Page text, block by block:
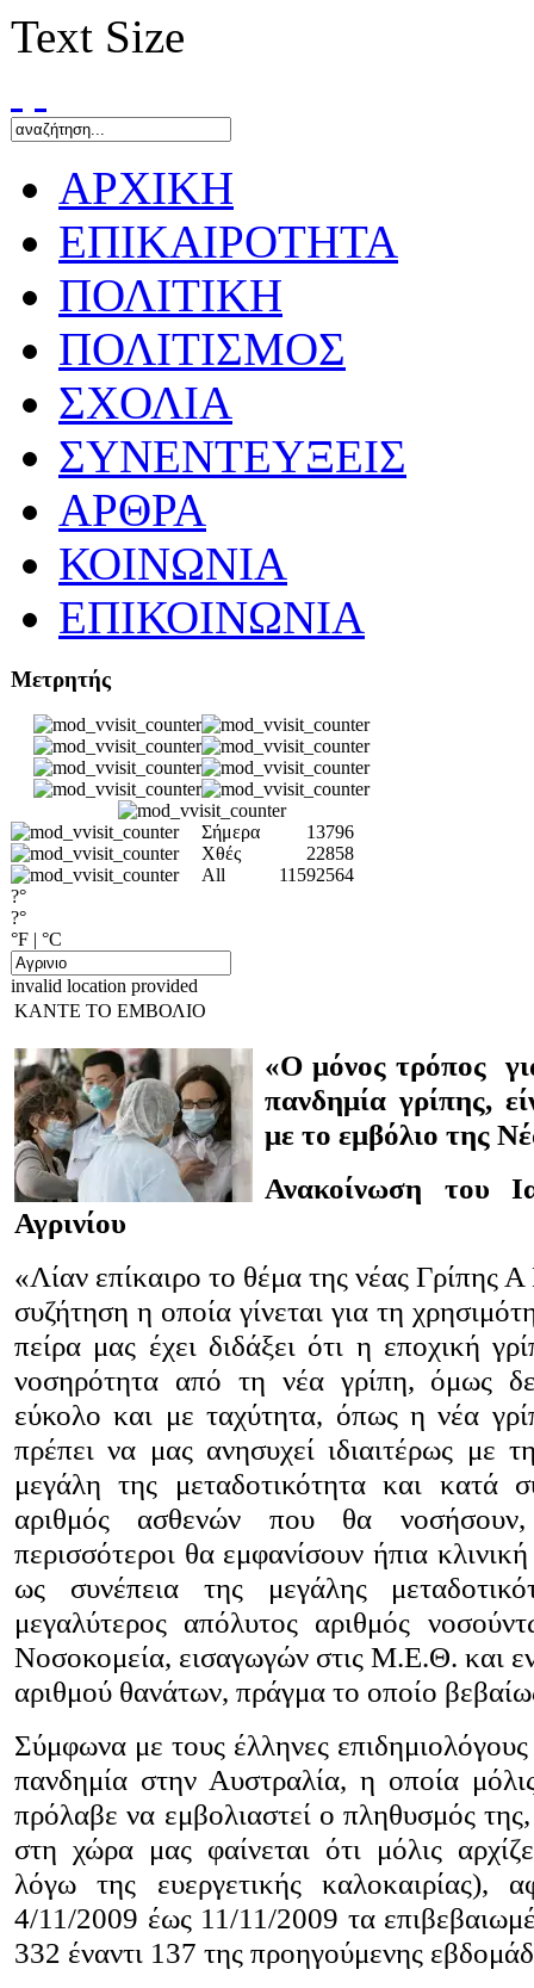
Text Size
ΑΡΧΙΚΗ
ΕΠΙΚΑΙΡΟΤΗΤΑ
ΠΟΛΙΤΙΚΗ
ΠΟΛΙΤΙΣΜΟΣ
ΣΧΟΛΙΑ
ΣΥΝΕΝΤΕΥΞΕΙΣ
ΑΡΘΡΑ
ΚΟΙΝΩΝΙΑ
ΕΠΙΚΟΙΝΩΝΙΑ
Μετρητής
Σήμερα
13796
Χθές
22858
All
11592564
?°
?°
°F | °C
invalid location provided
ΚΑΝΤΕ ΤΟ ΕΜΒΟΛΙΟ
«Ο μόνος τρόπος
πανδημία γρίπης,
με το εμβόλιο της
Ανακοίνωση του
Αγρινίου
«Λίαν επίκαιρο το θέμα της νέας Γρίπης
συζήτηση η οποία γίνεται για τη
πείρα μας έχει διδάξει ότι η εποχική
νοσηρότητα από τη νέα γρίπη, όμως
εύκολο και με ταχύτητα, όπως η νέα
πρέπει να μας ανησυχεί ιδιαιτέρως με
μεγάλη της μεταδοτικότητα και κατά
αριθμός ασθενών που θα
περισσότεροι θα εμφανίσουν ήπια κλινική
ως συνέπεια της μεγάλης
μεγαλύτερος απόλυτος αριθμός
Νοσοκομεία, εισαγωγών στις Μ.Ε.Θ. και
αριθμού θανάτων, πράγμα το οποίο
Σύμφωνα με τους έλληνες
πανδημία στην Αυστραλία, η οποία
πρόλαβε να εμβολιαστεί ο πληθυσμός
στη χώρα μας φαίνεται ότι μόλις
λόγω της ευεργετικής καλοκαιρίας),
4/11/2009 έως 11/11/2009 τα
332 έναντι 137 της προηγούμενης